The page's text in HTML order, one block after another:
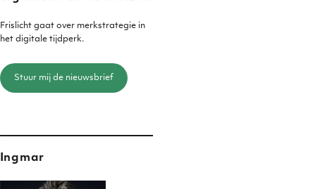
Frislicht gaat over merkstrategie in
het digitale tijdperk.
Stuur mij de nieuwsbrief
Ingmar